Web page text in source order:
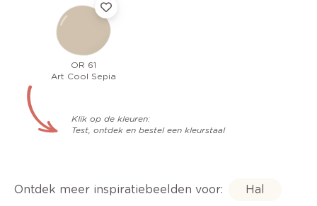
OR 61
Art Cool Sepia
Klik op de kleuren:
Test, ontdek en bestel een kleurstaal
Ontdek meer inspiratiebeelden voor: Hal